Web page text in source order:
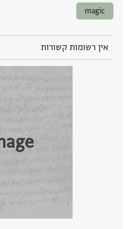
magic
אין רשומות קשורות